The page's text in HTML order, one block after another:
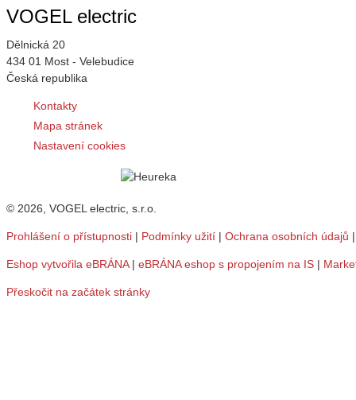
VOGEL electric
Dělnická 20
434 01 Most - Velebudice
Česká republika
Kontakty
Mapa stránek
Nastavení cookies
© 2026, VOGEL electric, s.r.o.
Prohlášení o přístupnosti | Podmínky užití | Ochrana osobních údajů
Eshop vytvořila eBRÁNA| eBRÁNA eshop s propojením na IS |
Přeskočit na začátek stránky